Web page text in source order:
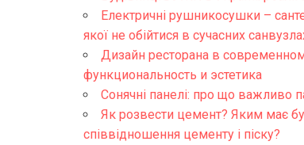
Електричні рушникосушки –
якої не обійтися в сучасних
Дизайн ресторана в
функциональность и эстетика
Сонячні панелі: про що важливо
Як розвести цемент? Яким має
співвідношення цементу і піску?